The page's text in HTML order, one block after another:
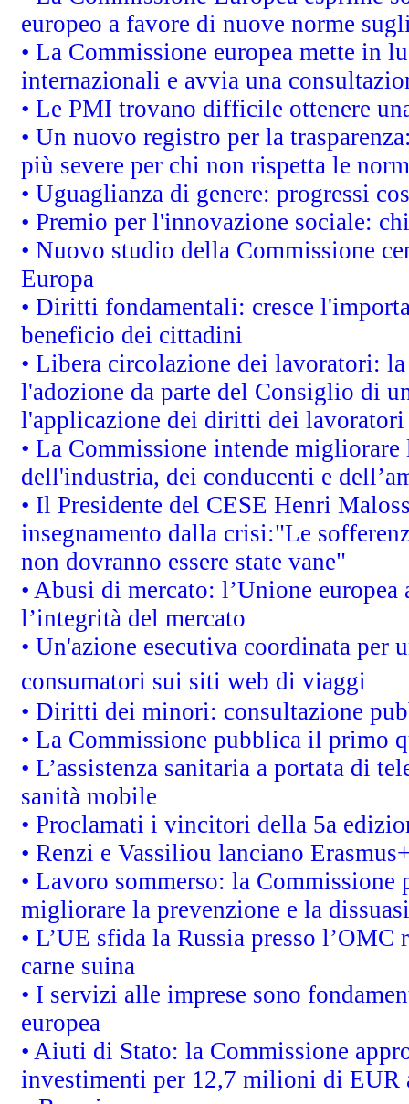
europeo a favore di nuove norme
• La Commissione europea mette in
internazionali e avvia una
• Le PMI trovano difficile ottenere
• Un nuovo registro per la
più severe per chi non rispetta le
• Uguaglianza di genere: progressi
• Premio per l'innovazione sociale:
• Nuovo studio della Commissione
Europa
• Diritti fondamentali: cresce
beneficio dei cittadini
• Libera circolazione dei lavoratori:
l'adozione da parte del Consiglio di
l'applicazione dei diritti dei lavoratori
• La Commissione intende
dell'industria, dei conducenti e
• Il Presidente del CESE Henri
insegnamento dalla crisi:"Le
non dovranno essere state vane"
• Abusi di mercato: l’Unione
l’integrità del mercato
• Un'azione esecutiva coordinata
consumatori sui siti web di viaggi
• Diritti dei minori: consultazione
• La Commissione pubblica il primo
• L’assistenza sanitaria a portata di
sanità mobile
• Proclamati i vincitori della 5a
• Renzi e Vassiliou lanciano
• Lavoro sommerso: la
migliorare la prevenzione e la
• L’UE sfida la Russia presso
carne suina
• I servizi alle imprese sono
europea
• Aiuti di Stato: la Commissione
investimenti per 12,7 milioni di EUR